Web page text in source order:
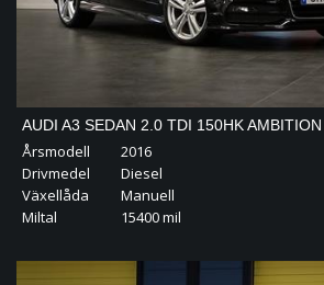
AUDI A3 SEDAN 2.0 TDI 150HK
| KAMPANJ!
Årsmodell
2016
Drivmedel
Diesel
Växellåda
Manuell
Miltal
15400 mil